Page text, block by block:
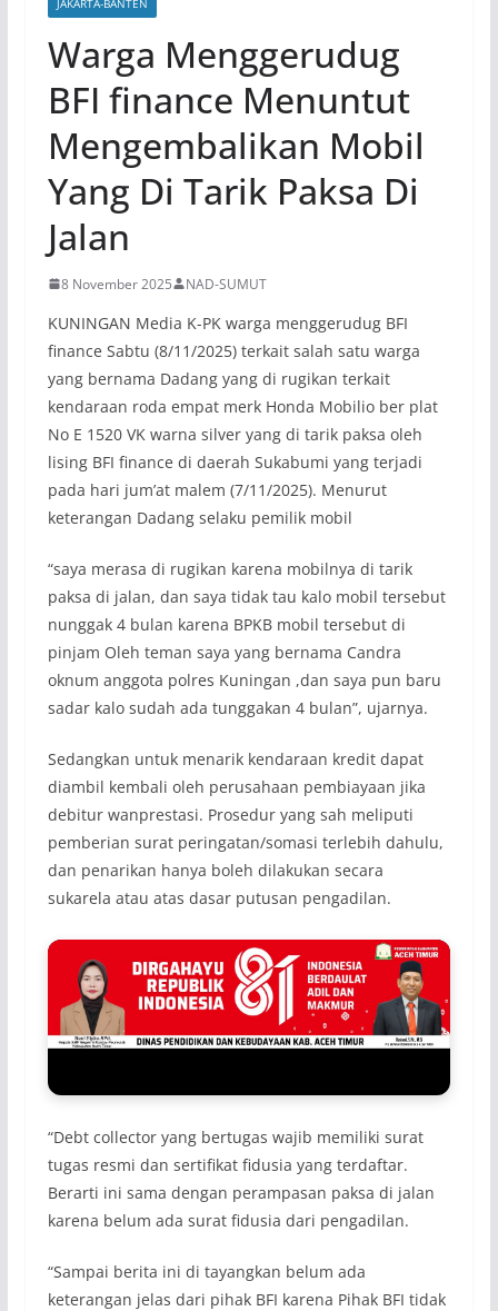
JAKARTA-BANTEN
Warga Menggerudug
BFI finance Menuntut
Mengembalikan Mobil
Yang Di Tarik Paksa Di
Jalan
8 November 2025 NAD-SUMUT
KUNINGAN Media K-PK warga menggerudug BFI
finance Sabtu (8/11/2025) terkait salah satu warga
yang bernama Dadang yang di rugikan terkait
kendaraan roda empat merk Honda Mobilio ber plat
No E 1520 VK warna silver yang di tarik paksa oleh
lising BFI finance di daerah Sukabumi yang terjadi
pada hari jum’at malem (7/11/2025). Menurut
keterangan Dadang selaku pemilik mobil
“saya merasa di rugikan karena mobilnya di tarik
paksa di jalan, dan saya tidak tau kalo mobil tersebut
nunggak 4 bulan karena BPKB mobil tersebut di
pinjam Oleh teman saya yang bernama Candra
oknum anggota polres Kuningan ,dan saya pun baru
sadar kalo sudah ada tunggakan 4 bulan”, ujarnya.
Sedangkan untuk menarik kendaraan kredit dapat
diambil kembali oleh perusahaan pembiayaan jika
debitur wanprestasi. Prosedur yang sah meliputi
pemberian surat peringatan/somasi terlebih dahulu,
dan penarikan hanya boleh dilakukan secara
sukarela atau atas dasar putusan pengadilan.
“Debt collector yang bertugas wajib memiliki surat
tugas resmi dan sertifikat fidusia yang terdaftar.
Berarti ini sama dengan perampasan paksa di jalan
karena belum ada surat fidusia dari pengadilan.
“Sampai berita ini di tayangkan belum ada
keterangan jelas dari pihak BFI karena Pihak BFI tidak